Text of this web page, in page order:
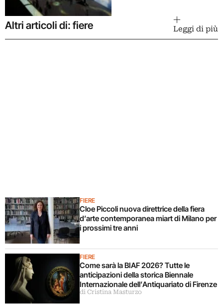
Altri articoli di: fiere Leggi di più
FIERE
Cloe Piccoli nuova direttrice della fiera
d’arte contemporanea miart di Milano per
i prossimi tre anni
FIERE
Come sarà la BIAF 2026? Tutte le
anticipazioni della storica Biennale
Internazionale dell’Antiquariato di Firenze
di Cristina Masturzo